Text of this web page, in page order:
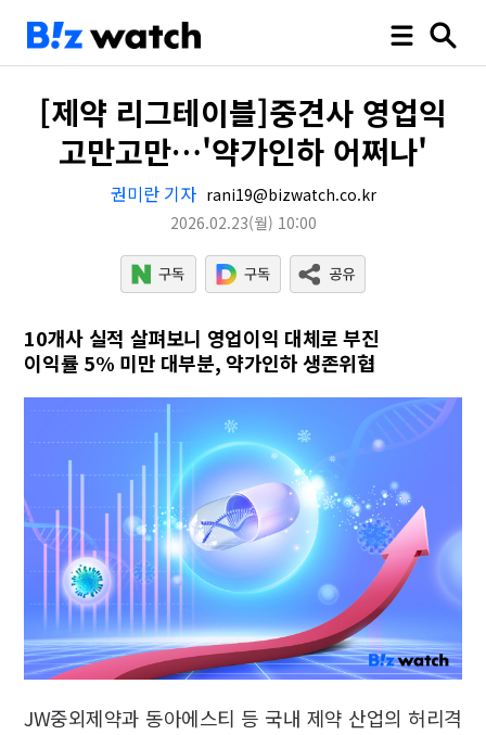
[제약 리그테이블]중견사 영업익
고만고만…'약가인하 어쩌나'
권미란 기자 rani19@bizwatch.co.kr
2026.02.23(월) 10:00
10개사 실적 살펴보니 영업이익 대체로 부진
이익률 5% 미만 대부분, 약가인하 생존위협
JW중외제약과 동아에스티 등 국내 제약 산업의 허리격